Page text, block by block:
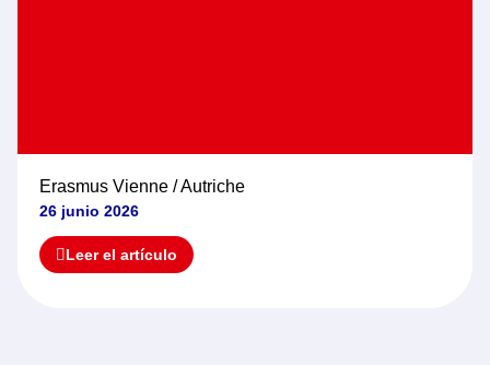
Erasmus Vienne / Autriche
26 junio 2026
Leer el artículo